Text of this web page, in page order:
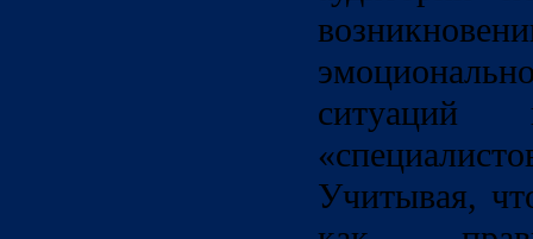
ситуаций
Учитывая,